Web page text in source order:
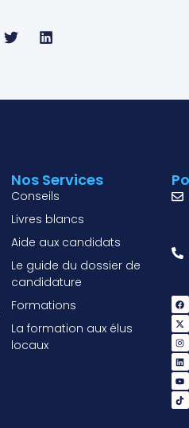
Nos Services
Conseils
Livres blancs
Aide aux candidats
Le guide du dossier de
candidature
Formations
La formation aux élus
locaux